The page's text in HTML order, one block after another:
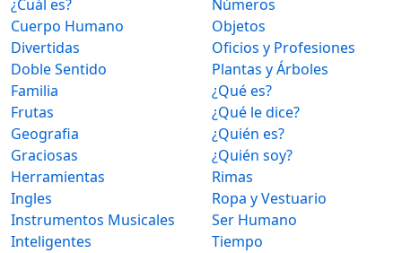
¿Cuál es?
Cuerpo Humano
Divertidas
Doble Sentido
Familia
Frutas
Geografia
Graciosas
Herramientas
Ingles
Instrumentos Musicales
Inteligentes
Números
Objetos
Oficios y Profesiones
Plantas y Árboles
¿Qué es?
¿Qué le dice?
¿Quién es?
¿Quién soy?
Rimas
Ropa y Vestuario
Ser Humano
Tiempo